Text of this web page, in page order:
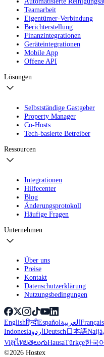
Teamarbeit
Eigentümer-Verbindung
Berichterstellung
Finanzintegrationen
Geräteintegrationen
Mobile App
Offene API
Lösungen
Selbstständige Gastgeber
Property Manager
Co-Hosts
Tech-basierte Betreiber
Ressourcen
Integrationen
Hilfecenter
Blog
Änderungsprotokoll
Häufige Fragen
Unternehmen
Über uns
Preise
Kontakt
Datenschutzerklärung
Nutzungsbedingungen
Englishहिन्दीEspañolالعربيةFrançais
IndonesiaاردوDeutsch日本語Naijá
ViệtไทยతెలుగుHausaTürkçe한국
©2026 Hostex